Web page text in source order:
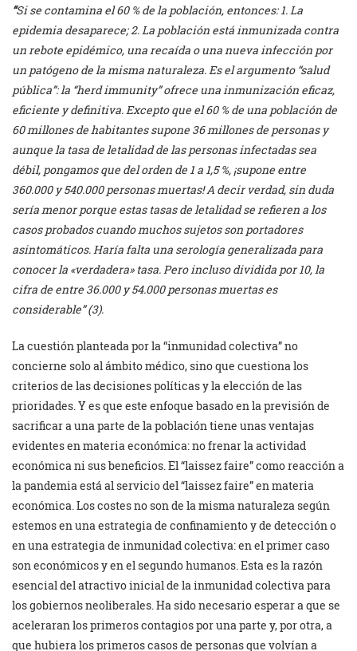
“Si se contamina el 60 % de la población, entonces: 1. La
epidemia desaparece; 2. La población está inmunizada contra
un rebote epidémico, una recaída o una nueva infección por
un patógeno de la misma naturaleza. Es el argumento “salud
pública”: la “herd immunity” ofrece una inmunización eficaz,
eficiente y definitiva. Excepto que el 60 % de una población de
60 millones de habitantes supone 36 millones de personas y
aunque la tasa de letalidad de las personas infectadas sea
débil, pongamos que del orden de 1 a 1,5 %, ¡supone entre
360.000 y 540.000 personas muertas! A decir verdad, sin duda
sería menor porque estas tasas de letalidad se refieren a los
casos probados cuando muchos sujetos son portadores
asintomáticos. Haría falta una serología generalizada para
conocer la «verdadera» tasa. Pero incluso dividida por 10, la
cifra de entre 36.000 y 54.000 personas muertas es
considerable” (3).
La cuestión planteada por la “inmunidad colectiva” no
concierne solo al ámbito médico, sino que cuestiona los
criterios de las decisiones políticas y la elección de las
prioridades. Y es que este enfoque basado en la previsión de
sacrificar a una parte de la población tiene unas ventajas
evidentes en materia económica: no frenar la actividad
económica ni sus beneficios. El “laissez faire” como reacción a
la pandemia está al servicio del “laissez faire” en materia
económica. Los costes no son de la misma naturaleza según
estemos en una estrategia de confinamiento y de detección o
en una estrategia de inmunidad colectiva: en el primer caso
son económicos y en el segundo humanos. Esta es la razón
esencial del atractivo inicial de la inmunidad colectiva para
los gobiernos neoliberales. Ha sido necesario esperar a que se
aceleraran los primeros contagios por una parte y, por otra, a
que hubiera los primeros casos de personas que volvían a